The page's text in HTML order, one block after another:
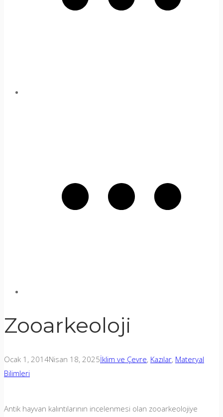
Zooarkeoloji
Ocak 1, 2014Nisan 18, 2025İklim ve Çevre, Kazılar, Materyal
Bilimleri
Antik hayvan kalıntılarının incelenmesi olan zooarkeolojiye